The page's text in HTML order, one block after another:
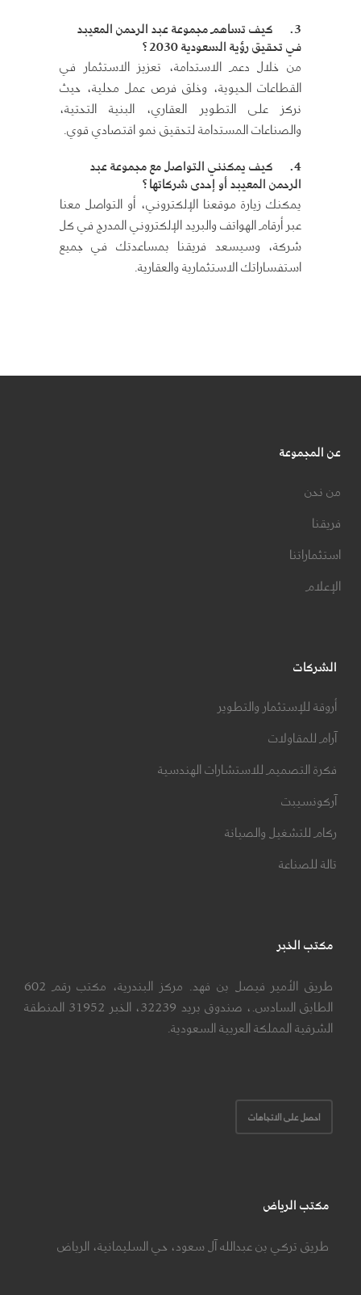
3.
كيف تساهم مجموعة عبد الرحمن المعيبد
في تحقيق رؤية السعودية 2030؟
من خلال دعم الاستدامة، تعزيز الاستثمار في
القطاعات الحيوية، وخلق فرص عمل محلية، حيث
نركز على التطوير العقاري، البنية التحتية،
والصناعات المستدامة لتحقيق نمو اقتصادي قوي.
4.
كيف يمكنني التواصل مع مجموعة عبد
الرحمن المعيبد أو إحدى شركاتها؟
يمكنك زيارة موقعنا الإلكتروني، أو التواصل معنا
عبر أرقام الهواتف والبريد الإلكتروني المدرج في كل
شركة، وسيسعد فريقنا بمساعدتك في جميع
استفساراتك الاستثمارية والعقارية.
عن المجموعة
من نحن
فريقنا
استثماراتنا
الإعلام
الشركات
أروقة للإستثمار والتطوير
آرام للمقاولات
فكرة التصميم للاستشارات الهندسية
آركونسيبت
ركام للتشغيل والصيانة
تالة للصناعة
مكتب الخبر
طريق الأمير فيصل بن فهد. مركز البندرية، مكتب رقم 602
الطابق السادس.، صندوق بريد 32239، الخبر 31952 المنطقة
الشرقية المملكة العربية السعودية.
احصل على الاتجاهات
مكتب الرياض
طريق تركي بن عبدالله آل سعود، حي السليمانية، الرياض